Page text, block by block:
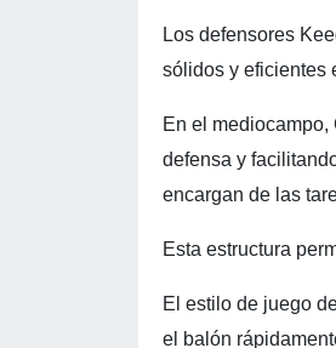
Los defensores
sólidos y eficientes
En el
defensa y
encargan de las
Esta estructura
El estilo de juego
el balón